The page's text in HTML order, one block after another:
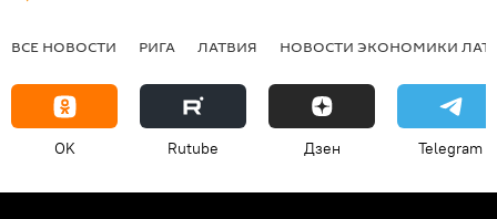
ВСЕ НОВОСТИ РИГА ЛАТВИЯ НОВОСТИ ЭКОНОМИКИ
OK Rutube Дзен Telegram